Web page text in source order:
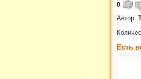
0
Автор:
Есть